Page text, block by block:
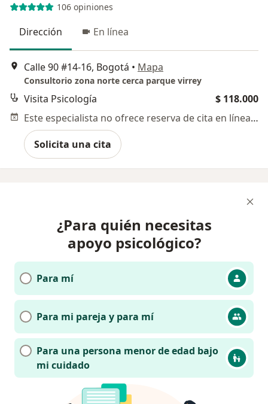
106 opiniones
Dirección En línea
Calle 90 #14-16, Bogotá • Mapa
Consultorio zona norte cerca parque virrey
Visita Psicología
$ 118.000
Este especialista no ofrece reserva de cita en línea en esta dirección.
Solicita una cita
¿Para quién necesitas
apoyo psicológico?
Para mí
Para mi pareja y para mí
Para una persona menor de edad bajo
mi cuidado